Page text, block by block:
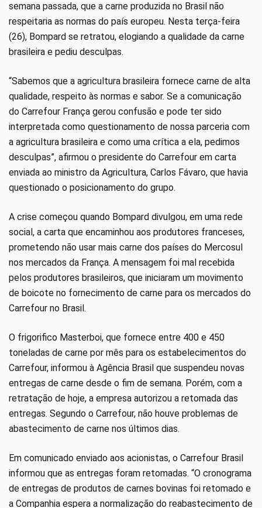
semana passada, que a carne produzida no Brasil não
respeitaria as normas do país europeu. Nesta terça-feira
(26), Bompard se retratou, elogiando a qualidade da carne
brasileira e pediu desculpas.
“Sabemos que a agricultura brasileira fornece carne de alta
qualidade, respeito às normas e sabor. Se a comunicação
do Carrefour França gerou confusão e pode ter sido
interpretada como questionamento de nossa parceria com
a agricultura brasileira e como uma crítica a ela, pedimos
desculpas”, afirmou o presidente do Carrefour em carta
enviada ao ministro da Agricultura, Carlos Fávaro, que havia
questionado o posicionamento do grupo.
A crise começou quando Bompard divulgou, em uma rede
social, a carta que encaminhou aos produtores franceses,
prometendo não usar mais carne dos países do Mercosul
nos mercados da França. A mensagem foi mal recebida
pelos produtores brasileiros, que iniciaram um movimento
de boicote no fornecimento de carne para os mercados do
Carrefour no Brasil.
O frigorifico Masterboi, que fornece entre 400 e 450
toneladas de carne por mês para os estabelecimentos do
Carrefour, informou à Agência Brasil que suspendeu novas
entregas de carne desde o fim de semana. Porém, com a
retratação de hoje, a empresa autorizou a retomada das
entregas. Segundo o Carrefour, não houve problemas de
abastecimento de carne nos últimos dias.
Em comunicado enviado aos acionistas, o Carrefour Brasil
informou que as entregas foram retomadas. “O cronograma
de entregas de produtos de carnes bovinas foi retomado e
a Companhia espera a normalização do reabastecimento de